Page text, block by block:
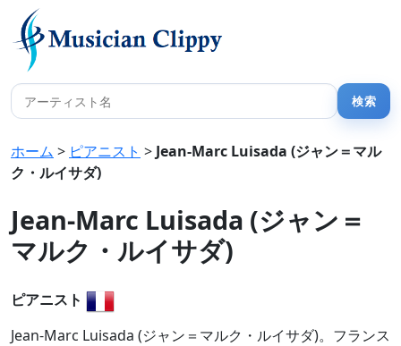
ホーム > ピアニスト > Jean-Marc Luisada (ジャン＝マル
ク・ルイサダ)
Jean-Marc Luisada (ジャン＝
マルク・ルイサダ)
ピアニスト
Jean-Marc Luisada (ジャン＝マルク・ルイサダ)。フランス